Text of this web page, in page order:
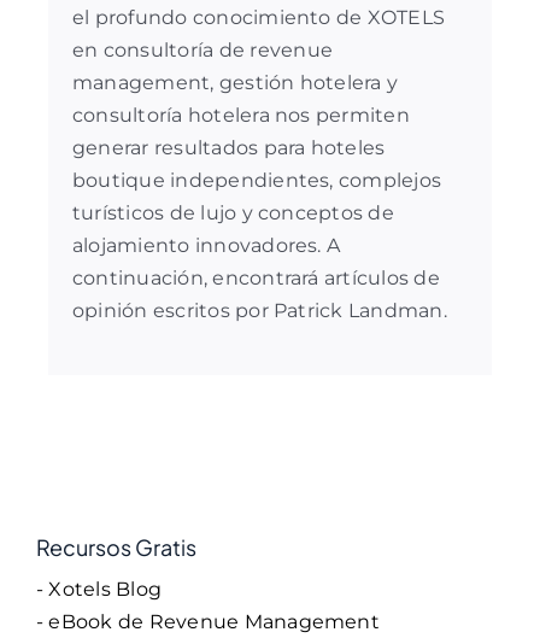
el profundo conocimiento de XOTELS
en consultoría de revenue
management, gestión hotelera y
consultoría hotelera nos permiten
generar resultados para hoteles
boutique independientes, complejos
turísticos de lujo y conceptos de
alojamiento innovadores. A
continuación, encontrará artículos de
opinión escritos por Patrick Landman.
Recursos Gratis
- Xotels Blog
- eBook de Revenue Management